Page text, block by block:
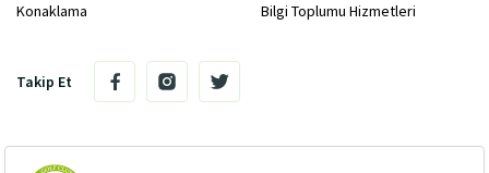
Konaklama
Bilgi Toplumu Hizmetleri
Takip Et
Kadriye Region, Belek 07500 Serik Antalya / Türkiye